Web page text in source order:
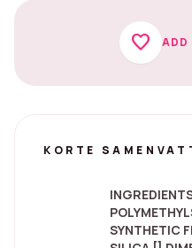
favorite ADD
KORTE
SYNTHETIC